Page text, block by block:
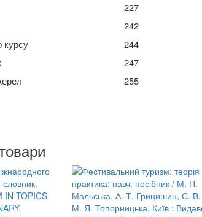
227
242
курсу
244
247
255